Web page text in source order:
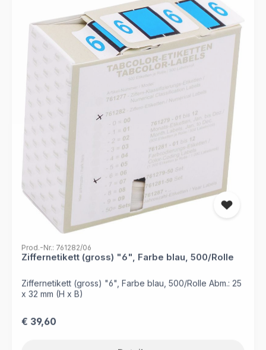
Prod.-Nr.: 761282/06
Ziffernetikett (gross) "6", Farbe blau, 500/Rolle
Ziffernetikett (gross) "6", Farbe blau, 500/Rolle Abm.: 25
x 32 mm (H x B)
Regulärer Preis:
€ 39,60